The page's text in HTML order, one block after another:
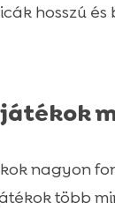
hosszú
nagyon
több